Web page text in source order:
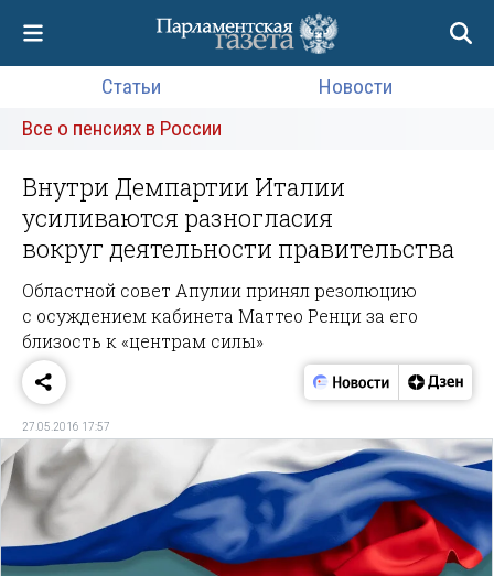
Статьи
Новости
Все о пенсиях в России
Внутри Демпартии Италии
усиливаются разногласия
вокруг деятельности правительства
Областной совет Апулии принял резолюцию
с осуждением кабинета Маттео Ренци за его
близость к «центрам силы»
27.05.2016 17:57